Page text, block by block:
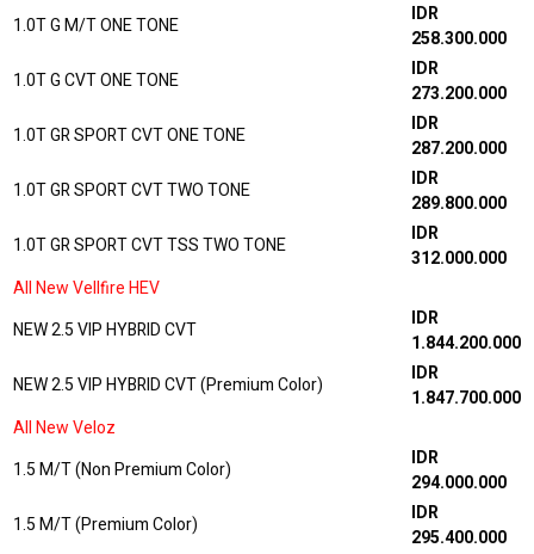
1.0T G M/T ONE TONE
IDR
258.300.000
1.0T G CVT ONE TONE
IDR
273.200.000
1.0T GR SPORT CVT ONE TONE
IDR
287.200.000
1.0T GR SPORT CVT TWO TONE
IDR
289.800.000
1.0T GR SPORT CVT TSS TWO TONE
IDR
312.000.000
All New Vellfire HEV
NEW 2.5 VIP HYBRID CVT
IDR
1.844.200.000
NEW 2.5 VIP HYBRID CVT (Premium Color)
IDR
1.847.700.000
All New Veloz
1.5 M/T (Non Premium Color)
IDR
294.000.000
1.5 M/T (Premium Color)
IDR
295.400.000